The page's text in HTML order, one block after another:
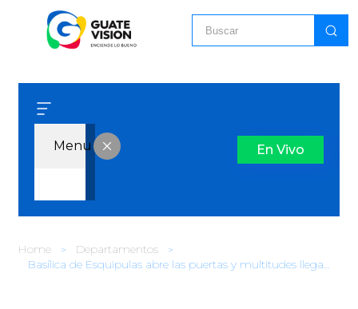
Menu En Vivo
Home
Departamentos
Basílica de Esquipulas abre las puertas y multitudes llegan a venerar al Cristo Negro